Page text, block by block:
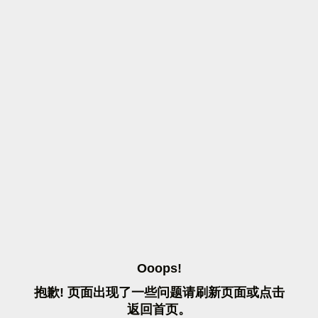
OOOPS!
抱歉! 页面出现了一些问题请刷 新页面或点击
返 回首页。